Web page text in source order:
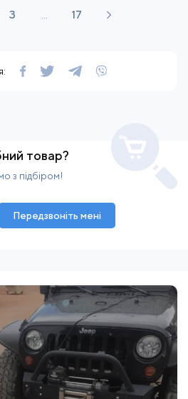
3 ... 17
товар?
з підбіром!
Передзвоніть мені